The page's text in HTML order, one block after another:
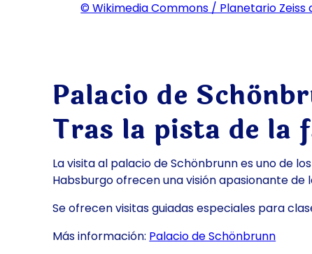
© Wikimedia Commons / Planetario Zeiss
Palacio de
Tras la pista de la
La visita al palacio de Schönbrunn es uno de
Habsburgo ofrecen una visión apasionante de
Se ofrecen visitas guiadas especiales para
Más información: Palacio de Schönbrunn